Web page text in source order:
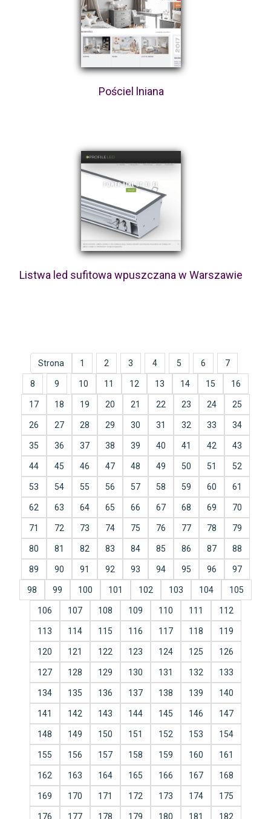
Pościel lniana
Listwa led sufitowa wpuszczana w Warszawie
Strona 1 2 3 4 5 6 7
8 9 10 11 12 13 14 15 16
17 18 19 20 21 22 23 24 25
26 27 28 29 30 31 32 33 34
35 36 37 38 39 40 41 42 43
44 45 46 47 48 49 50 51 52
53 54 55 56 57 58 59 60 61
62 63 64 65 66 67 68 69 70
71 72 73 74 75 76 77 78 79
80 81 82 83 84 85 86 87 88
89 90 91 92 93 94 95 96 97
98 99 100 101 102 103 104 105
106 107 108 109 110 111 112
113 114 115 116 117 118 119
120 121 122 123 124 125 126
127 128 129 130 131 132 133
134 135 136 137 138 139 140
141 142 143 144 145 146 147
148 149 150 151 152 153 154
155 156 157 158 159 160 161
162 163 164 165 166 167 168
169 170 171 172 173 174 175
176 177 178 179 180 181 182